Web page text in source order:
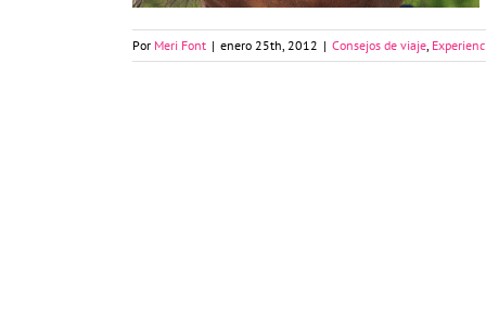
Por Meri Font | enero 25th, 2012 | Consejos de viaje,